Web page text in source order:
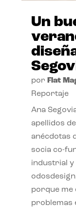
Un
por Flat
Reportaje
Ana
apellidos
anécdotas
socia co-
industrial y
porque me
problemas